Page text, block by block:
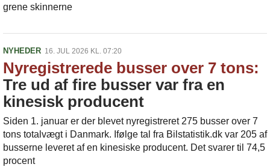
grene skinnerne
NYHEDER 16. JUL 2026 KL. 07:20
Nyregistrerede busser over 7 tons:
Tre ud af fire busser var fra en
kinesisk producent
Siden 1. januar er der blevet nyregistreret 275 busser over 7
tons totalvægt i Danmark. Ifølge tal fra Bilstatistik.dk var 205 af
busserne leveret af en kinesiske producent. Det svarer til 74,5
procent